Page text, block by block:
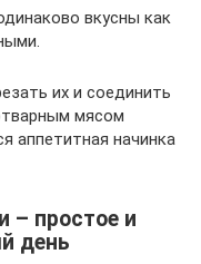
вкусны как
их и соединить
мясом
аппетитная начинка
– простое и
день